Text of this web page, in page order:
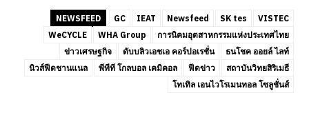
NEWSFEED GC IEAT Newsfeed SK tes
VISTEC
WeCYCLE
WHA Group
การนิคมอุตสาหกรรมแห่งประเทศไทย
ข่าวเศรษฐกิจ
ดับบลิวเอชเอ คอร์ปอเรชั่น
ธนโชค ออยล์ ไลท์
นิวส์ฟีดชานแนล
พีทีที โกลบอล เคมิคอล ฟีดข่าว
สถาบันวิทยสิริเมธี
โทเทิล เอนไวโรเมนทอล โซลูชั่นส์